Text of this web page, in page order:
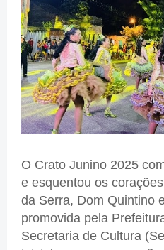
O Crato Junino 2025
e esquentou os
da Serra, Dom Quintino
promovida pela
Secretaria de Cultura